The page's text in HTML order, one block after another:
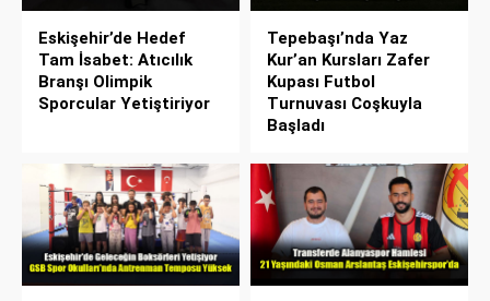
Eskişehir’de Hedef
Tam İsabet: Atıcılık
Branşı Olimpik
Sporcular Yetiştiriyor
Tepebaşı’nda Yaz
Kur’an Kursları Zafer
Kupası Futbol
Turnuvası Coşkuyla
Başladı